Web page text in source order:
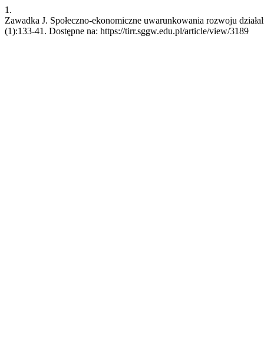
1.
Zawadka J. Społeczno-ekonomiczne uwarunkowania rozwoju
(1):133-41. Dostępne na: https://tirr.sggw.edu.pl/article/view/3189